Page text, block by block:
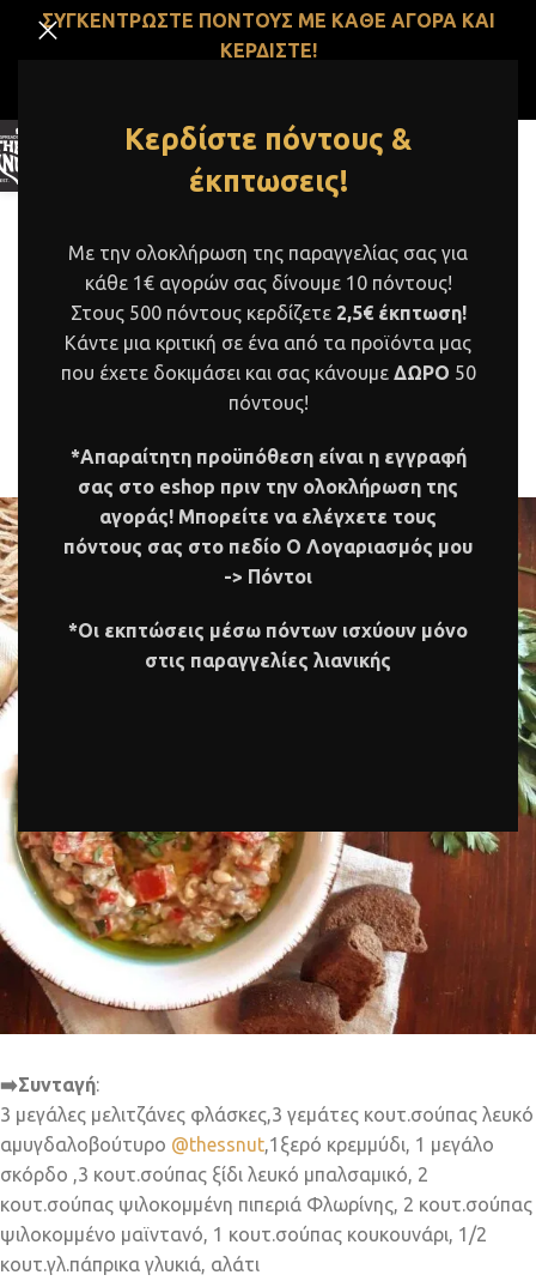
Κερδίστε πόντους &
έκπτωσεις!
Με την ολοκλήρωση της παραγγελίας σας για
κάθε 1€ αγορών σας δίνουμε 10 πόντους!
Στους 500 πόντους κερδίζετε 2,5€ έκπτωση!
Κάντε μια κριτική σε ένα από τα προϊόντα μας
που έχετε δοκιμάσει και σας κάνουμε ΔΩΡΟ 50
πόντους!
*Απαραίτητη προϋπόθεση είναι η εγγραφή
σας στο eshop πριν την ολοκλήρωση της
αγοράς! Μπορείτε να ελέγχετε τους
πόντους σας στο πεδίο Ο Λογαριασμός μου
-> Πόντοι
*Οι εκπτώσεις μέσω πόντων ισχύουν μόνο
στις παραγγελίες λιανικής
ΣΥΓΚΕΝΤΡΩΣΤΕ ΠΟΝΤΟΥΣ ΜΕ ΚΑΘΕ ΑΓΟΡΑ ΚΑΙ
ΚΕΡΔΙΣΤΕ!
MENU
Blog
Home/Συνταγές
ΣΥΝΤΑΓΕΣ
Μελιτζανοσαλάτα
“Μπαμπαγκανούς” Με Λευκό
Αμυγδαλοβούτυρο
ThessnutOn 2 Δεκεμβρίου, 2020 0
➡️Συνταγή:
3 μεγάλες μελιτζάνες φλάσκες,3 γεμάτες κουτ.σούπας λευκό
αμυγδαλοβούτυρο @thessnut,1ξερό κρεμμύδι, 1 μεγάλο
σκόρδο ,3 κουτ.σούπας ξίδι λευκό μπαλσαμικό, 2
κουτ.σούπας ψιλοκομμένη πιπεριά Φλωρίνης, 2 κουτ.σούπας
ψιλοκομμένο μαϊντανό, 1 κουτ.σούπας κουκουνάρι, 1/2
κουτ.γλ.πάπρικα γλυκιά, αλάτι